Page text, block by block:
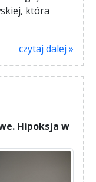
która
czytaj dalej »
Hipoksja w